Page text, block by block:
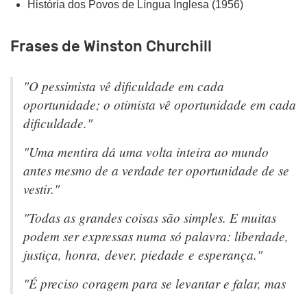
História dos Povos de Língua Inglesa (1956)
Frases de Winston Churchill
"O pessimista vê dificuldade em cada
oportunidade; o otimista vê oportunidade em cada
dificuldade."
"Uma mentira dá uma volta inteira ao mundo
antes mesmo de a verdade ter oportunidade de se
vestir."
"Todas as grandes coisas são simples. E muitas
podem ser expressas numa só palavra: liberdade,
justiça, honra, dever, piedade e esperança."
"É preciso coragem para se levantar e falar, mas